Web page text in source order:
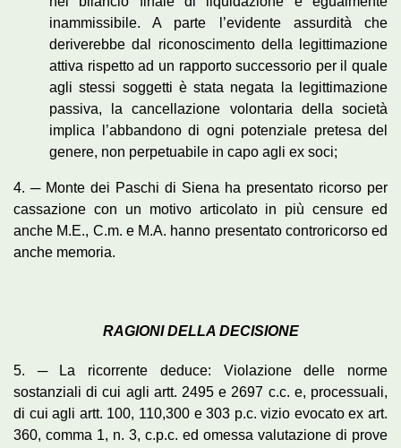
inammissibile. A parte l’evidente assurdità che
deriverebbe dal riconoscimento della legittimazione
attiva rispetto ad un rapporto successorio per il quale
agli stessi soggetti è stata negata la legittimazione
passiva, la cancellazione volontaria della società
implica l’abbandono di ogni potenziale pretesa del
genere, non perpetuabile in capo agli ex soci;
4. ─ Monte dei Paschi di Siena ha presentato ricorso per
cassazione con un motivo articolato in più censure ed
anche M.E., C.m. e M.A. hanno presentato controricorso ed
anche memoria.
RAGIONI DELLA DECISIONE
5. ─ La ricorrente deduce: Violazione delle norme
sostanziali di cui agli artt. 2495 e 2697 c.c. e, processuali,
di cui agli artt. 100, 110,300 e 303 p.c. vizio evocato ex art.
360, comma 1, n. 3, c.p.c. ed omessa valutazione di prove